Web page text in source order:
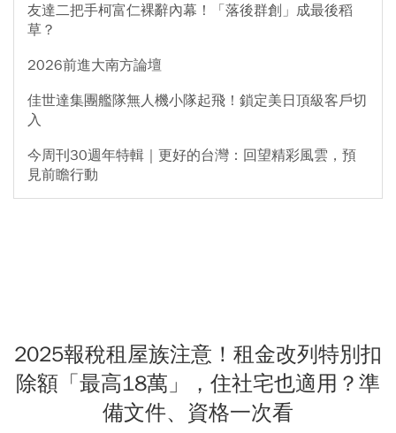
友達二把手柯富仁裸辭內幕！「落後群創」成最後稻
草？
2026前進大南方論壇
佳世達集團艦隊無人機小隊起飛！鎖定美日頂級客戶切
入
今周刊30週年特輯｜更好的台灣：回望精彩風雲，預
見前瞻行動
2025報稅租屋族注意！租金改列特別扣
除額「最高18萬」，住社宅也適用？準
備文件、資格一次看